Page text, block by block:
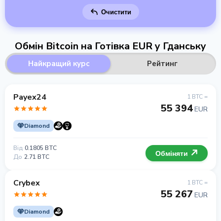
Очистити
Обмін Bitcoin на Готівка EUR у Гданську
Найкращий курс Рейтинг
Payex24
Diamond
1 BTC =
55 394EUR
Від 0.1805 BTC
До 2.71 BTC Обміняти
Crybex
Diamond
1 BTC =
55 267 EUR